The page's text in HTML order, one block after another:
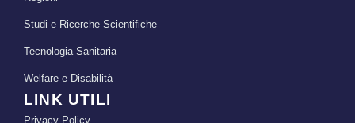
Studi e Ricerche Scientifiche
Tecnologia Sanitaria
Welfare e Disabilità
LINK UTILI
Privacy Policy